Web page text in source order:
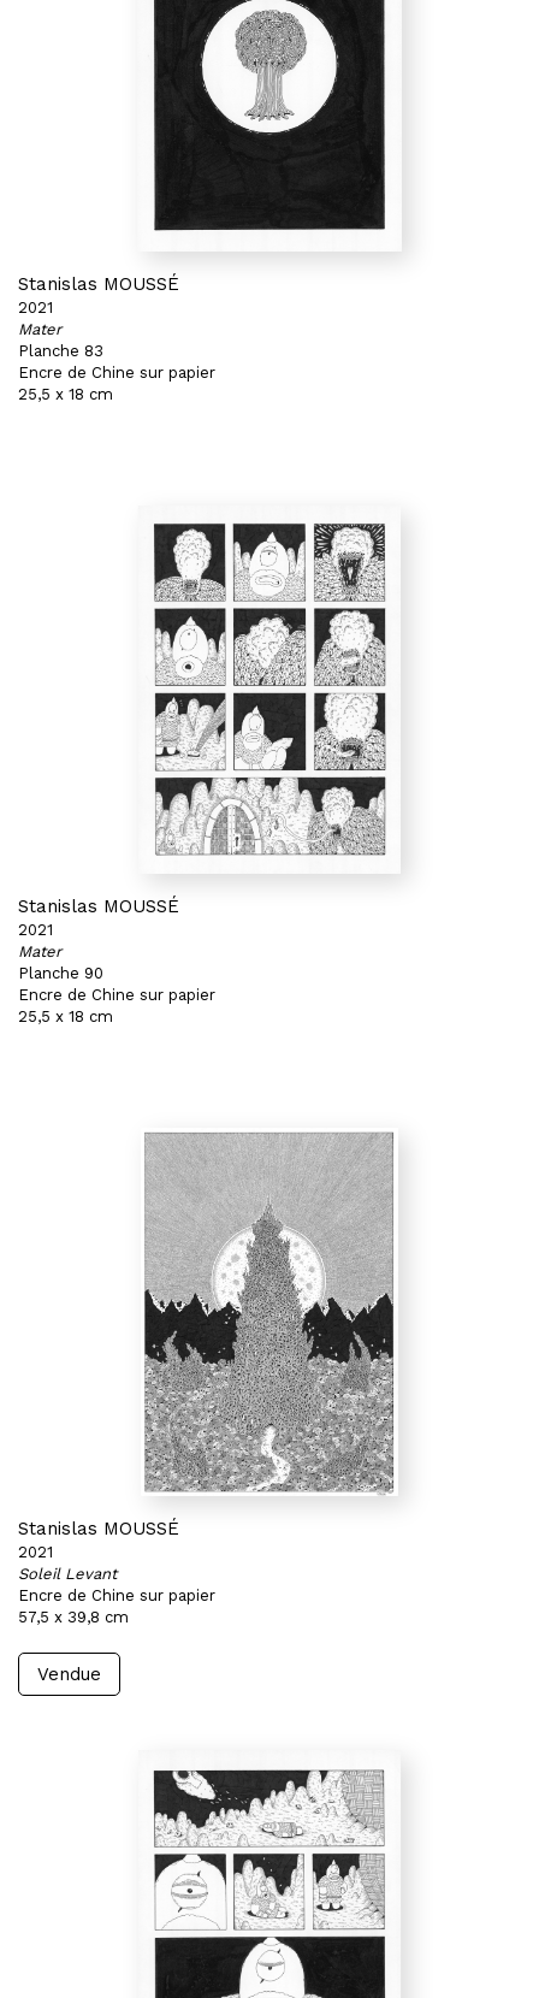
Stanislas MOUSSÉ
2021
Mater
Planche 83
Encre de Chine sur papier
25,5 x 18 cm
Stanislas MOUSSÉ
2021
Mater
Planche 90
Encre de Chine sur papier
25,5 x 18 cm
Stanislas MOUSSÉ
2021
Soleil Levant
Encre de Chine sur papier
57,5 x 39,8 cm
Vendue